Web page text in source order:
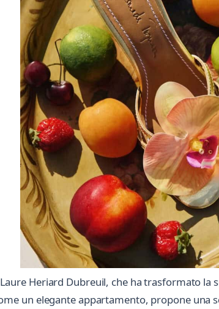
Heriard Dubreuil, che ha trasformato la
un elegante appartamento, propone una